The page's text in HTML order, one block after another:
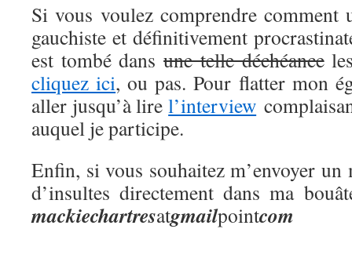
Si vous voulez comprendre comment
gauchiste et définitivement
est tombé dansune telle déchéance
cliquez ici, ou pas. Pour flatter mon
aller jusqu’à lirel’interview
auquel je participe.
Enfin, si vous souhaitez m’envoyer
d’insultes directement dans ma
mackiechartresatgmailpointcom